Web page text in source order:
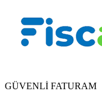
GÜVENLİ FATURAM